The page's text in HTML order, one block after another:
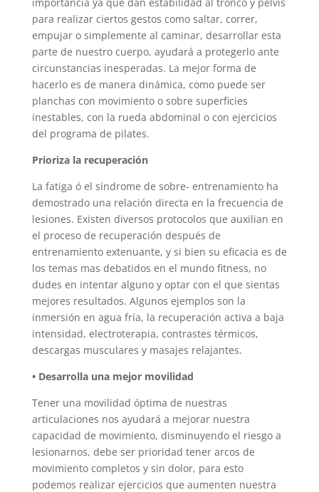
para realizar ciertos gestos como saltar, correr,
empujar o simplemente al caminar, desarrollar esta
parte de nuestro cuerpo, ayudará a protegerlo ante
circunstancias inesperadas. La mejor forma de
hacerlo es de manera dinámica, como puede ser
planchas con movimiento o sobre superficies
inestables, con la rueda abdominal o con ejercicios
del programa de pilates.
Prioriza la recuperación
La fatiga ó el síndrome de sobre- entrenamiento ha
demostrado una relación directa en la frecuencia de
lesiones. Existen diversos protocolos que auxilian en
el proceso de recuperación después de
entrenamiento extenuante, y si bien su eficacia es de
los temas mas debatidos en el mundo fitness, no
dudes en intentar alguno y optar con el que sientas
mejores resultados. Algunos ejemplos son la
inmersión en agua fría, la recuperación activa a baja
intensidad, electroterapia, contrastes térmicos,
descargas musculares y masajes relajantes.
• Desarrolla una mejor movilidad
Tener una movilidad óptima de nuestras
articulaciones nos ayudará a mejorar nuestra
capacidad de movimiento, disminuyendo el riesgo a
lesionarnos, debe ser prioridad tener arcos de
movimiento completos y sin dolor, para esto
podemos realizar ejercicios que aumenten nuestra